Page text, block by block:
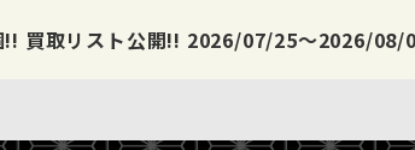
!! 買取リスト公開!! 2026/07/25～2026/08/